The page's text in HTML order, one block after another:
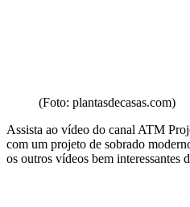
(Foto: plantasdecasas.com)
Assista ao vídeo do canal ATM
com um projeto de sobrado
os outros vídeos bem interessantes